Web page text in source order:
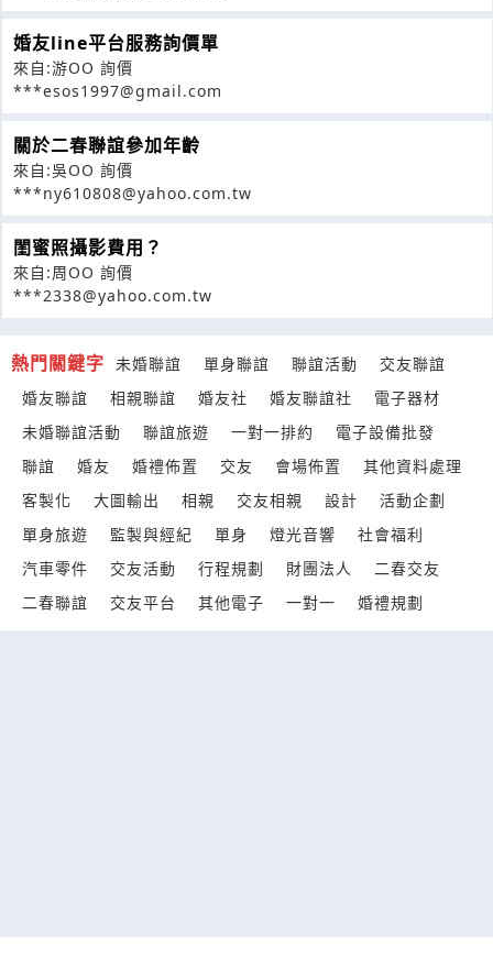
婚友line平台服務詢價單
來自:游OO 詢價
***esos1997@gmail.com
關於二春聯誼參加年齡
來自:吳OO 詢價
***ny610808@yahoo.com.tw
閨蜜照攝影費用？
來自:周OO 詢價
***2338@yahoo.com.tw
熱門關鍵字 未婚聯誼 單身聯誼 聯誼活動
交友聯誼
婚友聯誼
相親聯誼 婚友社 婚友聯誼社
電子器材
未婚聯誼活動
聯誼旅遊 一對一排約
電子設備批發
聯誼
婚友 婚禮佈置 交友 會場佈置
其他資料處理
客製化
大圖輸出 相親 交友相親 設計
活動企劃
單身旅遊
監製與經紀 單身 燈光音響
社會福利
汽車零件
交友活動 行程規劃 財團法人
二春交友
二春聯誼
交友平台 其他電子 一對一 婚禮規劃